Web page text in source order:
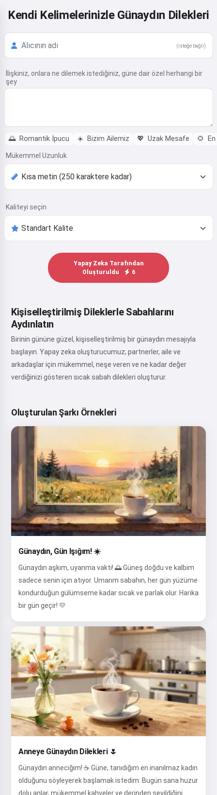
Kendi Kelimelerinizle Günaydın Dilekleri
(isteğe bağlı)
İlişkiniz, onlara ne dilemek istediğiniz, güne dair özel herhangi bir
şey
🌅 Romantik İpucu ☀️ Bizim Ailemiz 💖 Uzak Mesafe 🌻
Mükemmel Uzunluk
Kaliteyi seçin
Yapay Zeka Tarafından
Oluşturuldu
6
Kişiselleştirilmiş Dileklerle Sabahlarını
Aydınlatın
Birinin gününe güzel, kişiselleştirilmiş bir günaydın mesajıyla
başlayın. Yapay zeka oluşturucumuz; partnerler, aile ve
arkadaşlar için mükemmel, neşe veren ve ne kadar değer
verdiğinizi gösteren sıcak sabah dilekleri oluşturur.
Oluşturulan Şarkı Örnekleri
Günaydın, Gün Işığım! ☀️
Günaydın aşkım, uyanma vakti! 🌅 Güneş doğdu ve kalbim
sadece senin için atıyor. Umarım sabahın, her gün yüzüme
kondurduğun gülümseme kadar sıcak ve parlak olur. Harika
bir gün geçir! 💛
Anneye Günaydın Dilekleri 🌷
Günaydın anneciğim! ☕ Güne, tanıdığım en inanılmaz kadın
olduğunu söyleyerek başlamak istedim. Bugün sana huzur
dolu anlar, mükemmel kahveler ve derinden sevildiğini